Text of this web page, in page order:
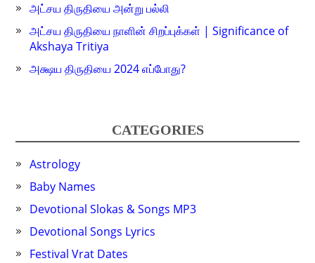
அட்சய திருதியை அன்று பல்லி
அட்சய திருதியை நாளின் சிறப்புக்கள் | Significance of
Akshaya Tritiya
அக்ஷய திருதியை 2024 எப்போது?
CATEGORIES
Astrology
Baby Names
Devotional Slokas & Songs MP3
Devotional Songs Lyrics
Festival Vrat Dates